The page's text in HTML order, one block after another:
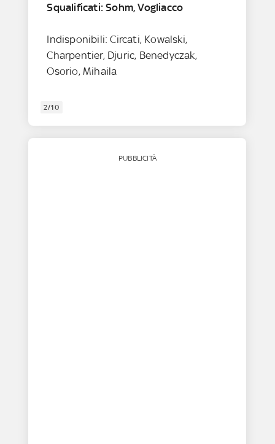
Squalificati: Sohm, Vogliacco
Indisponibili: Circati, Kowalski,
Charpentier, Djuric, Benedyczak,
Osorio, Mihaila
2/10
PUBBLICITÀ